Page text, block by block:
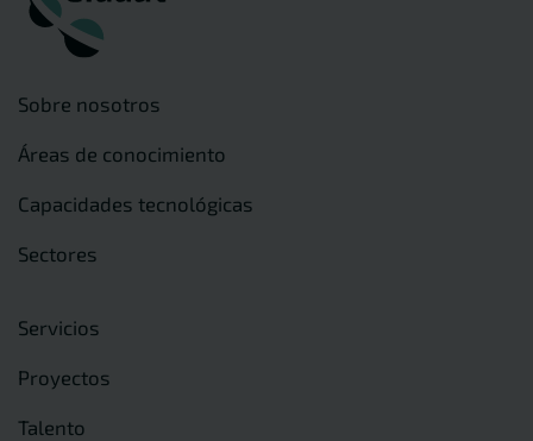
Sobre nosotros
Áreas de conocimiento
Capacidades tecnológicas
Sectores
Servicios
Proyectos
Talento